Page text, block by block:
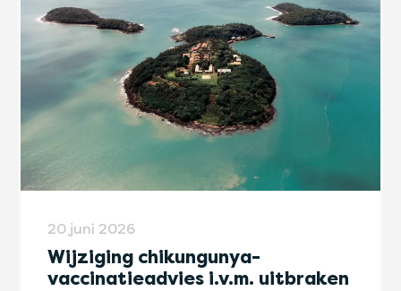
20 juni 2026
Wijziging chikungunya-
vaccinatieadvies i.v.m. uitbraken